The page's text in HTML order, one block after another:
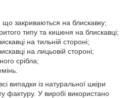
що закриваються на блискавку;
типу та кишеня на блискавці;
на тильній стороні;
на лицьовій стороні;
срібла;
випадки із натуральної шкіри
фактуру. У виробі використано